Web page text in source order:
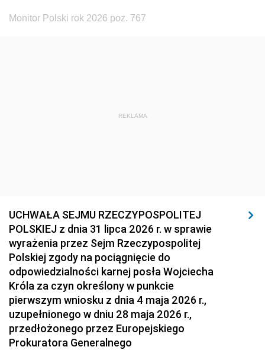
Monitor Polski rok 2026 poz. 767
REKLAMA
UCHWAŁA SEJMU RZECZYPOSPOLITEJ
POLSKIEJ z dnia 31 lipca 2026 r. w sprawie
wyrażenia przez Sejm Rzeczypospolitej
Polskiej zgody na pociągnięcie do
odpowiedzialności karnej posła Wojciecha
Króla za czyn określony w punkcie
pierwszym wniosku z dnia 4 maja 2026 r.,
uzupełnionego w dniu 28 maja 2026 r.,
przedłożonego przez Europejskiego
Prokuratora Generalnego